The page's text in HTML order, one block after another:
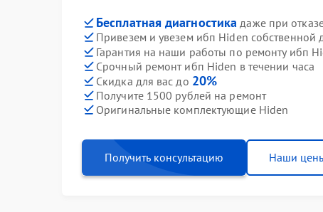
Бесплатная диагностика даже при
Привезем и увезем ибп Hiden собственной
Гарантия на наши работы по ремонту ибп
Срочный ремонт ибп Hiden в течении часа
Скидка для вас до 20%
Получите 1500 рублей на ремонт
Оригинальные комплектующие Hiden
Получить консультацию Наши